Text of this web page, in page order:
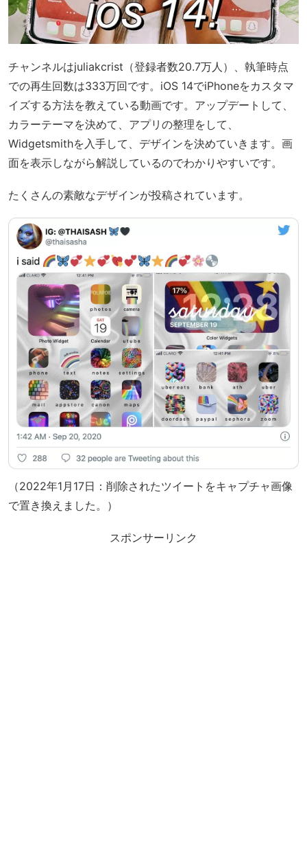
チャンネルはjuliakcrist（登録者数20.7万人）、執筆時点
での再生回数は333万回です。iOS 14でiPhoneをカスタマ
イズする方法を教えている動画です。アップデートして、
カラーテーマを決めて、アプリの整理をして、
Widgetsmithを入手して、デザインを決めていきます。画
面を表示しながら解説しているのでわかりやすいです。
たくさんの素敵なデザインが投稿されています。
（2022年1月17日：削除されたツイートをキャプチャ画像
で置き換えました。）
スポンサーリンク